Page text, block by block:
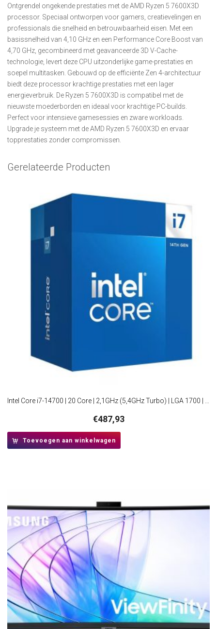
Ontgrendel ongekende prestaties met de AMD Ryzen 5 7600X3D
processor. Speciaal ontworpen voor gamers, creatievelingen en
professionals die snelheid en betrouwbaarheid eisen. Met een
basissnelheid van 4,10 GHz en een Performance Core Boost van
4,70 GHz, gecombineerd met geavanceerde 3D V-Cache-
technologie, levert deze CPU uitzonderlijke game-prestaties en
soepel multitasken. Gebouwd op de efficiënte Zen 4-architectuur
biedt deze processor krachtige prestaties met een lager
energieverbruik. De Ryzen 5 7600X3D is compatibel met de
nieuwste moederborden en ideaal voor krachtige PC-builds.
Perfect voor intensieve gamesessies en zware workloads.
Upgrade je systeem met de AMD Ryzen 5 7600X3D en ervaar
topprestaties zonder compromissen.
Gerelateerde Producten
€487,93
Toevoegen aan winkelwagen